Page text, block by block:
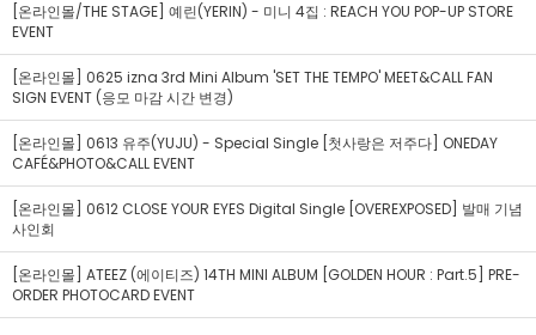
[온라인몰/THE STAGE] 예린(YERIN) - 미니 4집 : REACH YOU POP-UP STORE
EVENT
[온라인몰] 0625 izna 3rd Mini Album 'SET THE TEMPO' MEET&CALL FAN
SIGN EVENT (응모 마감 시간 변경)
[온라인몰] 0613 유주(YUJU) - Special Single [첫사랑은 저주다] ONEDAY
CAFÉ&PHOTO&CALL EVENT
[온라인몰] 0612 CLOSE YOUR EYES Digital Single [OVEREXPOSED] 발매 기념
사인회
[온라인몰] ATEEZ (에이티즈) 14TH MINI ALBUM [GOLDEN HOUR : Part.5] PRE-
ORDER PHOTOCARD EVENT